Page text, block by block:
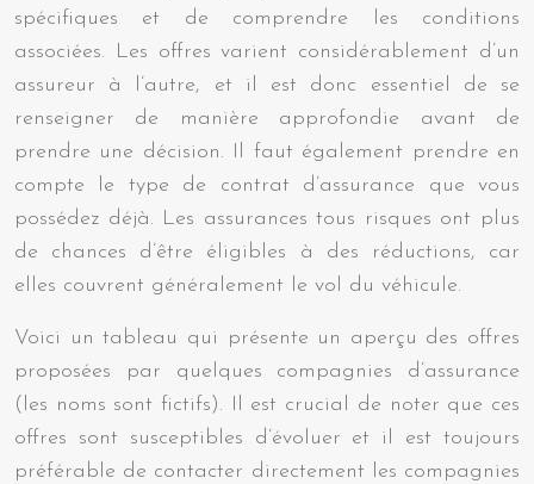
spécifiques et de comprendre les conditions
associées. Les offres varient considérablement d’un
assureur à l’autre, et il est donc essentiel de se
renseigner de manière approfondie avant de
prendre une décision. Il faut également prendre en
compte le type de contrat d’assurance que vous
possédez déjà. Les assurances tous risques ont plus
de chances d’être éligibles à des réductions, car
elles couvrent généralement le vol du véhicule.
Voici un tableau qui présente un aperçu des offres
proposées par quelques compagnies d’assurance
(les noms sont fictifs). Il est crucial de noter que ces
offres sont susceptibles d’évoluer et il est toujours
préférable de contacter directement les compagnies